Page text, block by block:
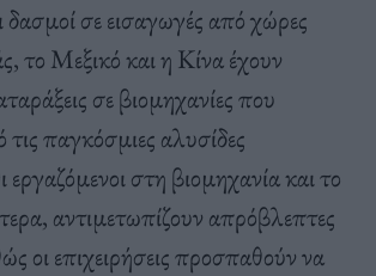
δασμοί σε εισαγωγές από χώρες
το Μεξικό και η Κίνα έχουν
σε βιομηχανίες που
παγκόσμιες αλυσίδες
στη βιομηχανία και το
αντιμετωπίζουν απρόβλεπτες
οι επιχειρήσεις προσπαθούν να